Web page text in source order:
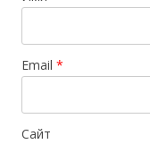
Email *
Сайт